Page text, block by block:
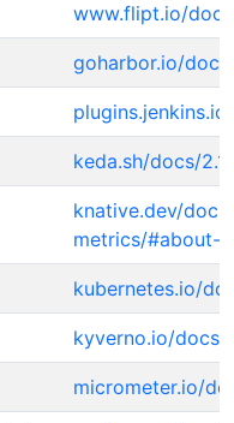
www.flipt.io/
goharbor.io/
keda.sh/docs/
knative.dev/
metrics/#about-
kubernetes.io/
kyverno.io/
micrometer.io/